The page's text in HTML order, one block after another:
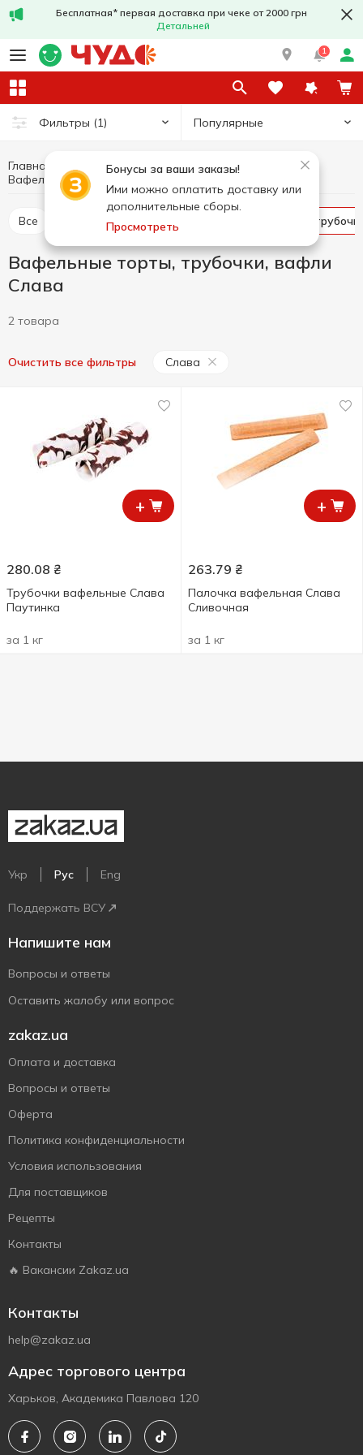
Бесплатная* первая доставка при чеке от 2000 грн
Детальней
1
Фильтры (1) Популярные
Бонусы за ваши заказы!
Ими можно оплатить доставку или
дополнительные сборы.
Просмотреть
Главная Сладости
Вафельные торты, трубочки, вафли
Все Вафельные торты,
Вафельные торты, трубочки, вафли
Слава
2 товара
Очистить все фильтры Слава
+
280.08 ₴
Трубочки вафельные Слава
Паутинка
за 1 кг
+
263.79 ₴
Палочка вафельная Слава
Сливочная
за 1 кг
Укр Рус Eng
Поддержать ВСУ
Напишите нам
Вопросы и ответы
Оставить жалобу или вопрос
zakaz.ua
Оплата и доставка
Вопросы и ответы
Оферта
Политика конфиденциальности
Условия использования
Для поставщиков
Рецепты
Контакты
🔥 Вакансии Zakaz.ua
Контакты
help@zakaz.ua
Адрес торгового центра
Харьков, Академика Павлова 120